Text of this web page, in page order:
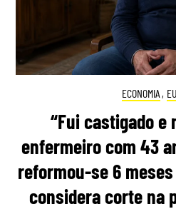
ECONOMIA ,
“Fui castigado e
enfermeiro com 43
reformou-se 6
considera corte na